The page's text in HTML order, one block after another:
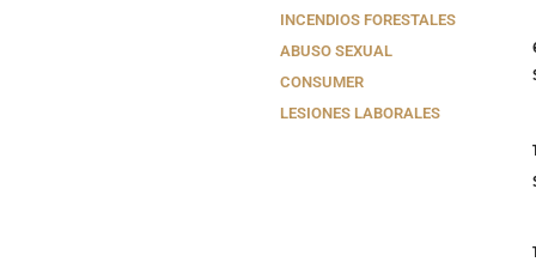
INCENDIOS FORESTALES
ABUSO SEXUAL
CONSUMER
LESIONES LABORALES